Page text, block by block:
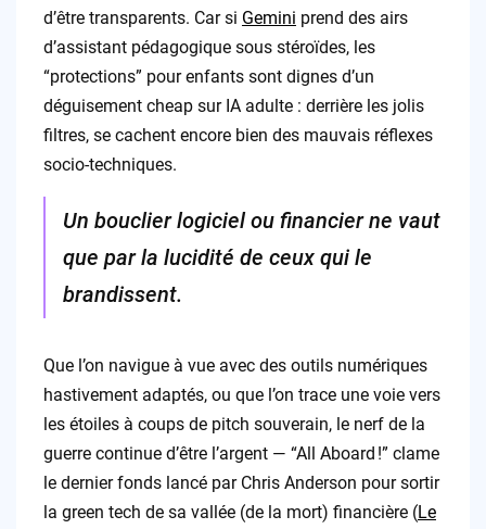
d’être transparents. Car si Gemini prend des airs
d’assistant pédagogique sous stéroïdes, les
“protections” pour enfants sont dignes d’un
déguisement cheap sur IA adulte : derrière les jolis
filtres, se cachent encore bien des mauvais réflexes
socio-techniques.
Un bouclier logiciel ou financier ne vaut
que par la lucidité de ceux qui le
brandissent.
Que l’on navigue à vue avec des outils numériques
hastivement adaptés, ou que l’on trace une voie vers
les étoiles à coups de pitch souverain, le nerf de la
guerre continue d’être l’argent — “All Aboard !” clame
le dernier fonds lancé par Chris Anderson pour sortir
la green tech de sa vallée (de la mort) financière (Le